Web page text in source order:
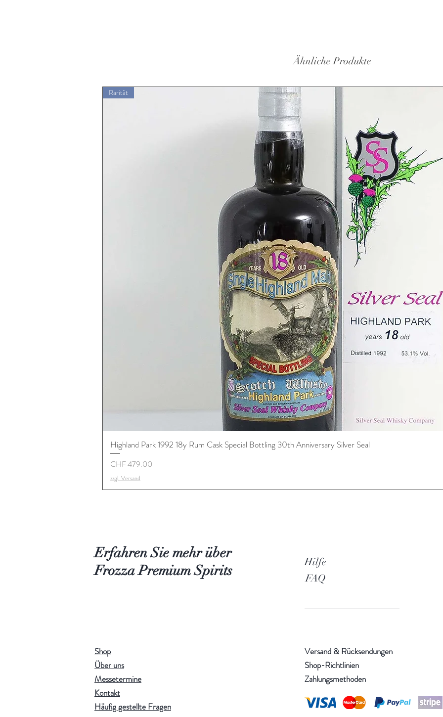
Ähnliche Produkte
Schnellansicht
Rarität
Highland Park 1992 18y Rum Cask Special Bottling 30th Anniversary Silver Seal
Preis
CHF 479.00
zzgl. Versand
Erfahren Sie mehr über
Frozza Premium Spirits
Shop
Über uns
Messetermine
Kontakt
Häufig gestellte Fragen
Hilfe
FAQ
Versand & Rücksendungen
Shop-Richtlinien
Zahlungsmethoden